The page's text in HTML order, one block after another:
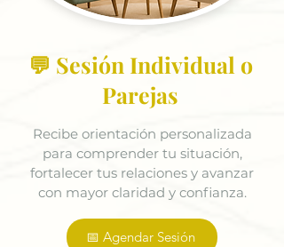
💬 Sesión Individual o
Parejas
Recibe orientación personalizada
para comprender tu situación,
fortalecer tus relaciones y avanzar
con mayor claridad y confianza.
📅 Agendar Sesión